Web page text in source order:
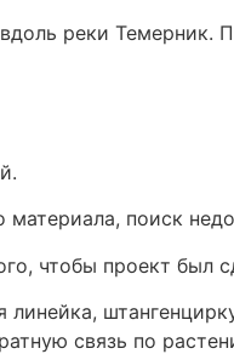
реки Темерник.
материала, поиск
чтобы проект был
линейка,
связь по